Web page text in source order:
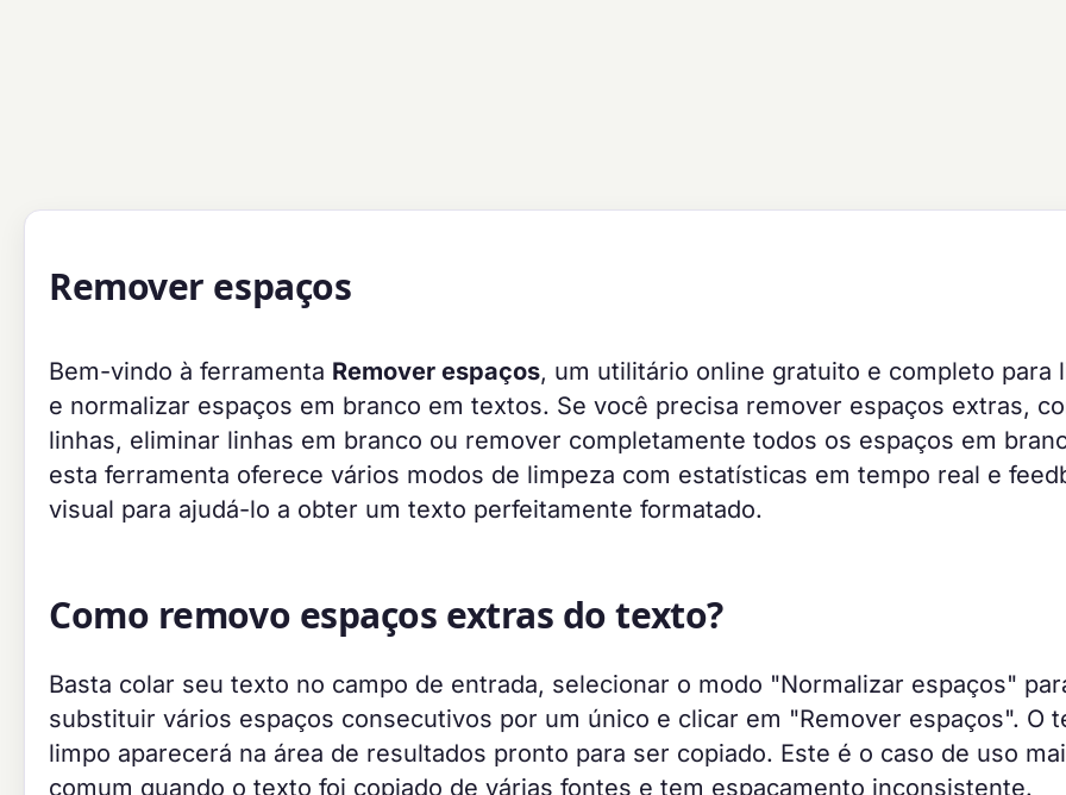
Remover espaços
Bem-vindo à ferramenta Remover espaços, um utilitário online gratuito e completo para
e normalizar espaços em branco em textos. Se você precisa remover espaços extras,
linhas, eliminar linhas em branco ou remover completamente todos os espaços em
esta ferramenta oferece vários modos de limpeza com estatísticas em tempo real e
visual para ajudá-lo a obter um texto perfeitamente formatado.
Como removo espaços extras do texto?
Basta colar seu texto no campo de entrada, selecionar o modo "Normalizar espaços"
substituir vários espaços consecutivos por um único e clicar em "Remover espaços". O
limpo aparecerá na área de resultados pronto para ser copiado. Este é o caso de uso
comum quando o texto foi copiado de várias fontes e tem espaçamento inconsistente.